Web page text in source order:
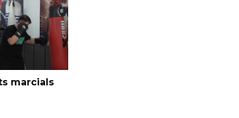
marcials